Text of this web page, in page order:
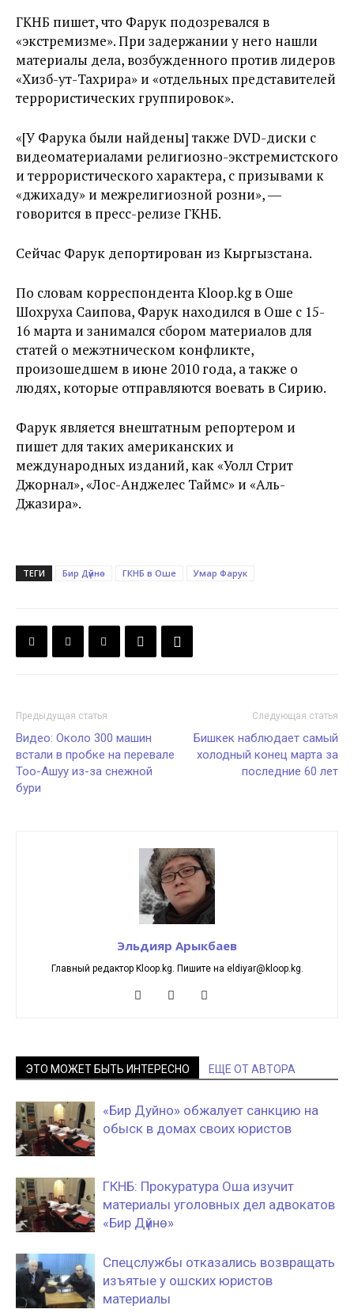
ГКНБ пишет, что Фарук подозревался в
«экстремизме». При задержании у него нашли
материалы дела, возбужденного против лидеров
«Хизб-ут-Тахрира» и «отдельных представителей
террористических группировок».
«[У Фарука были найдены] также DVD-диски с
видеоматериалами религиозно-экстремистского
и террористического характера, с призывами к
«джихаду» и межрелигиозной розни», ―
говорится в пресс-релизе ГКНБ.
Сейчас Фарук депортирован из Кыргызстана.
По словам корреспондента Kloop.kg в Оше
Шохруха Саипова, Фарук находился в Оше с 15-
16 марта и занимался сбором материалов для
статей о межэтническом конфликте,
произошедшем в июне 2010 года, а также о
людях, которые отправляются воевать в Сирию.
Фарук является внештатным репортером и
пишет для таких американских и
международных изданий, как «Уолл Стрит
Джорнал», «Лос-Анджелес Таймс» и «Аль-
Джазира».
ТЕГИ Бир Дүйнө ГКНБ в Оше Умар Фарук
Предыдущая статья
Видео: Около 300 машин
встали в пробке на перевале
Тоо-Ашуу из-за снежной
бури
Следующая статья
Бишкек наблюдает самый
холодный конец марта за
последние 60 лет
Эльдияр Арыкбаев
Главный редактор Kloop.kg. Пишите на eldiyar@kloop.kg.
ЭТО МОЖЕТ БЫТЬ ИНТЕРЕСНО ЕЩЕ ОТ АВТОРА
«Бир Дуйно» обжалует санкцию на
обыск в домах своих юристов
ГКНБ: Прокуратура Оша изучит
материалы уголовных дел адвокатов
«Бир Дүйнө»
Спецслужбы отказались возвращать
изъятые у ошских юристов
материалы